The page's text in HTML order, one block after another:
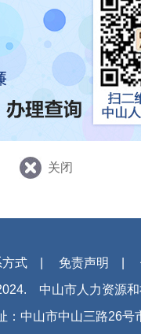
关闭
式 免责声明
中山市人力资源和
：中山市中山三路26号